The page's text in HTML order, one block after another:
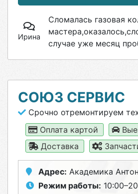
Ирина
Сломалась газовая
случае уже месяц
СОЮЗ СЕРВИС
Срочно отремонтируем
Оплата картой
Доставка
Адрес: Академика
Режим работы: